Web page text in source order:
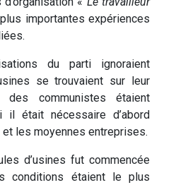
importantes expériences
du parti ignoraient
se trouvaient sur leur
communistes étaient
il était nécessaire d’abord
les moyennes entreprises.
d’usines fut commencée
conditions étaient le plus